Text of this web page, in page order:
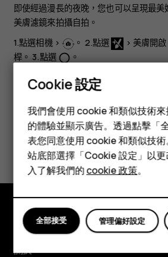
智慧型手機
功能型手機
配件
平板電腦
即使經過漫長的夜晚，您也可以呈現最
美膚濾鏡來拍攝自拍。
1.點選相機> 。 2.點選 > 美膚開啟
桿。 3.點選 panorama_fish_eye 。
您認為這有幫助嗎？
是 否
探索
關於
Cookie 設定
我們會使用 cookie 和類似技術
的體驗並顯示廣告。透過點擊「
表您同意使用 cookie 和類似技
站底部選擇「Cookie 設定」以
入了解我們的cookie 政策。
管理偏好設定
全部接受